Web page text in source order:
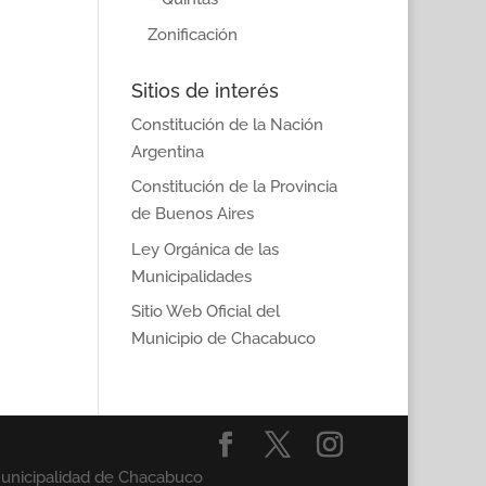
Zonificación
Sitios de interés
Constitución de la Nación
Argentina
Constitución de la Provincia
de Buenos Aires
Ley Orgánica de las
Municipalidades
Sitio Web Oficial del
Municipio de Chacabuco
de Chacabuco